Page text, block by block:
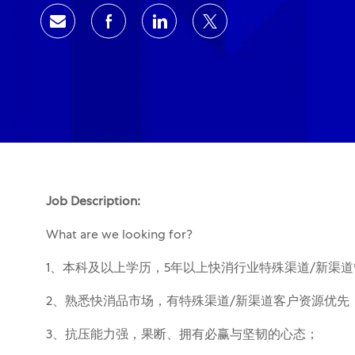
通过电子邮件分享
通过Facebook分享
通过领英分享通过推特分享
Job Description:
What are we looking for?
1、本科及以上学历，5年以上快消行业特殊渠道/新渠道
2、熟悉快消品市场，有特殊渠道/新渠道客户资源优先
3、抗压能力强，果断、拥有必赢与坚韧的心态；